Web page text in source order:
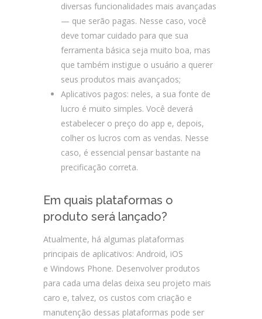
diversas funcionalidades mais avançadas
— que serão pagas. Nesse caso, você
deve tomar cuidado para que sua
ferramenta básica seja muito boa, mas
que também instigue o usuário a querer
seus produtos mais avançados;
Aplicativos pagos: neles, a sua fonte de
lucro é muito simples. Você deverá
estabelecer o preço do app e, depois,
colher os lucros com as vendas. Nesse
caso, é essencial pensar bastante na
precificação correta.
Em quais plataformas o
produto será lançado?
Atualmente, há algumas plataformas
principais de aplicativos: Android, iOS
e Windows Phone. Desenvolver produtos
para cada uma delas deixa seu projeto mais
caro e, talvez, os custos com criação e
manutenção dessas plataformas pode ser